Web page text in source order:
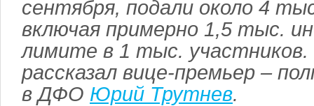
сентября, подали около 4
включая примерно 1,5 тыс.
лимите в 1 тыс.
рассказал вице-премьер –
в ДФО Юрий Трутнев.